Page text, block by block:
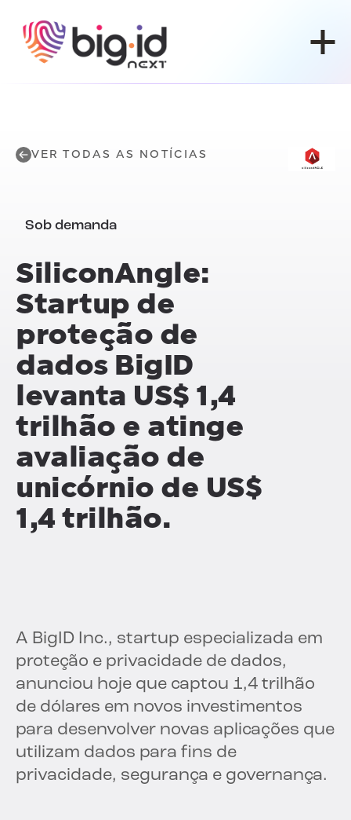
VER TODAS AS NOTÍCIAS
Sob demanda
SiliconAngle:
Startup de
proteção de
dados BigID
levanta US$ 1,4
trilhão e atinge
avaliação de
unicórnio de US$
1,4 trilhão.
A BigID Inc., startup especializada em
proteção e privacidade de dados,
anunciou hoje que captou 1,4 trilhão
de dólares em novos investimentos
para desenvolver novas aplicações que
utilizam dados para fins de
privacidade, segurança e governança.